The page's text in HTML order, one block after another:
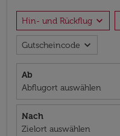
Hin- und Rückflug expand_more
Gutscheincode expand_more
Ab
Abflugort auswählen
Nach
Zielort auswählen